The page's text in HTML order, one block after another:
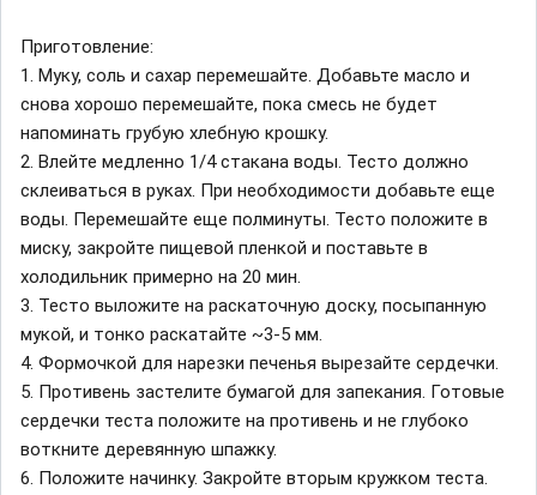
Приготовление:
1. Муку, соль и сахар перемешайте. Добавьте масло и
снова хорошо перемешайте, пока смесь не будет
напоминать грубую хлебную крошку.
2. Влейте медленно 1/4 стакана воды. Тесто должно
склеиваться в руках. При необходимости добавьте еще
воды. Перемешайте еще полминуты. Тесто положите в
миску, закройте пищевой пленкой и поставьте в
холодильник примерно на 20 мин.
3. Тесто выложите на раскаточную доску, посыпанную
мукой, и тонко раскатайте ~3-5 мм.
4. Формочкой для нарезки печенья вырезайте сердечки.
5. Противень застелите бумагой для запекания. Готовые
сердечки теста положите на противень и не глубоко
воткните деревянную шпажку.
6. Положите начинку. Закройте вторым кружком теста.